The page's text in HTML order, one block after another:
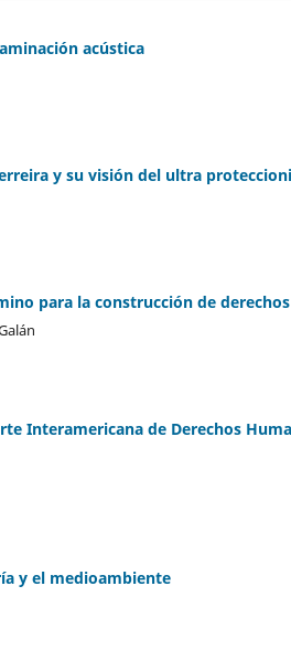
acústica
y su visión del ultra
para la construcción de derechos
Interamericana de Derechos
y el medioambiente